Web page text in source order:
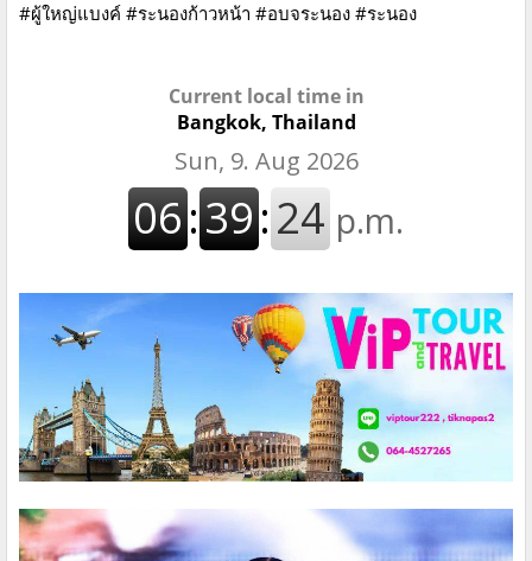
#ผู้ใหญ่แบงค์ #ระนองก้าวหน้า #อบจระนอง #ระนอง
Current local time in
Bangkok, Thailand